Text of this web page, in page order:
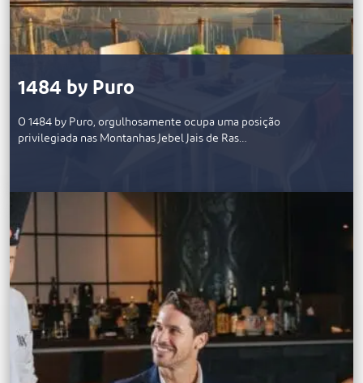
1484 by Puro
O 1484 by Puro, orgulhosamente ocupa uma posição
privilegiada nas Montanhas Jebel Jais de Ras…